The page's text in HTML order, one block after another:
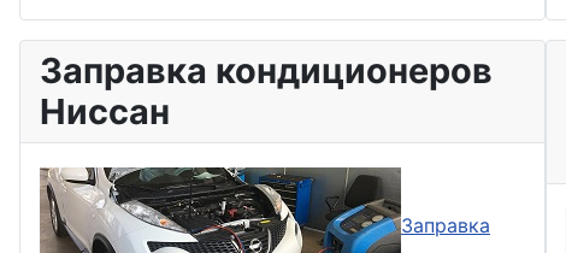
Заправка кондиционеров
Ниссан
Заправка